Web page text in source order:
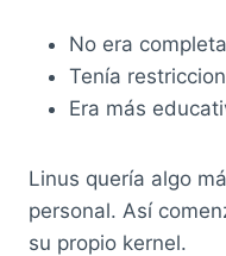
No era
Tenía
Era más
Linus quería algo
personal. Así
su propio kernel.